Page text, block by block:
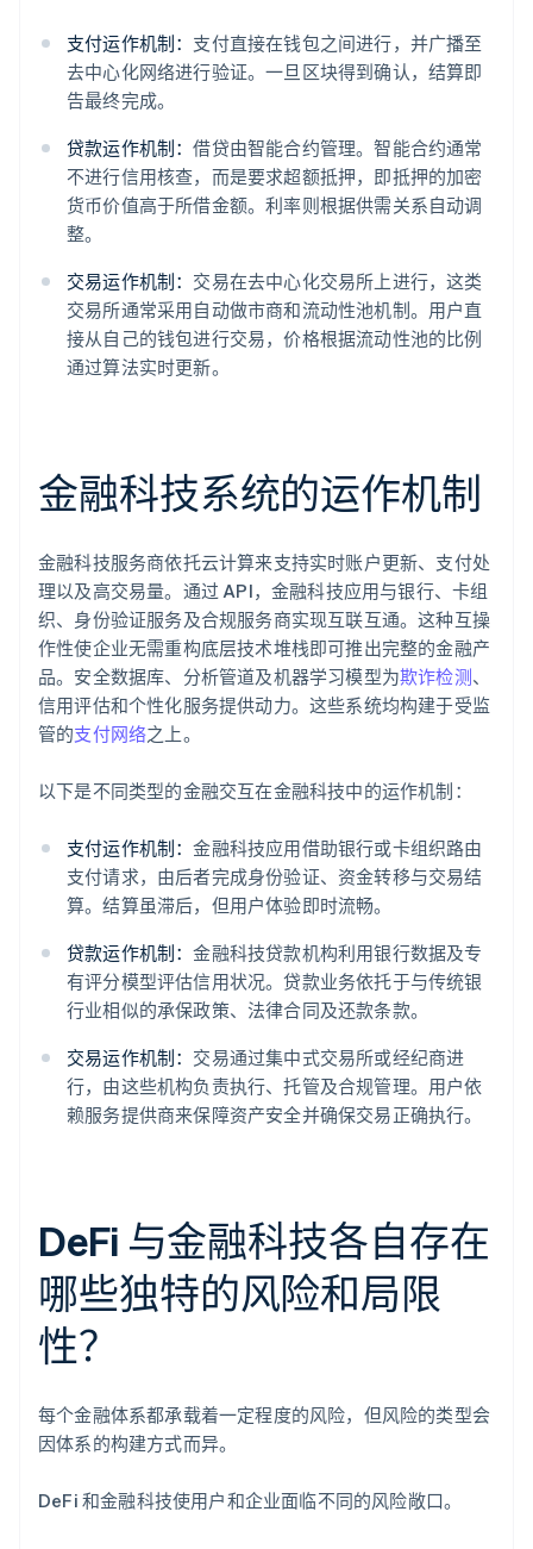
支付运作机制： 支付直接在钱包之间进行，并广播至
去中心化网络进行验证。一旦区块得到确认，结算即
告最终完成。
贷款运作机制：借贷由智能合约管理。智能合约通常
不进行信用核查，而是要求超额抵押，即抵押的加密
货币价值高于所借金额。利率则根据供需关系自动调
整。
交易运作机制： 交易在去中心化交易所上进行，这类
交易所通常采用自动做市商和流动性池机制。用户直
接从自己的钱包进行交易，价格根据流动性池的比例
通过算法实时更新。
金融科技系统的运作机制
金融科技服务商依托云计算来支持实时账户更新、支付处
理以及高交易量。通过 API，金融科技应用与银行、卡组
织、身份验证服务及合规服务商实现互联互通。这种互操
作性使企业无需重构底层技术堆栈即可推出完整的金融产
品。安全数据库、分析管道及机器学习模型为欺诈检测、
信用评估和个性化服务提供动力。这些系统均构建于受监
管的支付网络之上。
以下是不同类型的金融交互在金融科技中的运作机制：
支付运作机制：金融科技应用借助银行或卡组织路由
支付请求，由后者完成身份验证、资金转移与交易结
算。结算虽滞后，但用户体验即时流畅。
贷款运作机制：金融科技贷款机构利用银行数据及专
有评分模型评估信用状况。贷款业务依托于与传统银
行业相似的承保政策、法律合同及还款条款。
交易运作机制： 交易通过集中式交易所或经纪商进
行，由这些机构负责执行、托管及合规管理。用户依
赖服务提供商来保障资产安全并确保交易正确执行。
DeFi 与金融科技各自存在
哪些独特的风险和局限
性？
每个金融体系都承载着一定程度的风险，但风险的类型会
因体系的构建方式而异。
DeFi 和金融科技使用户和企业面临不同的风险敞口。